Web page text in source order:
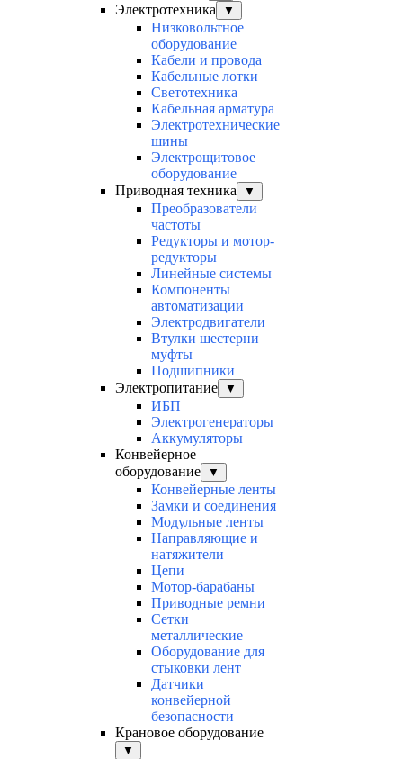
Электротехника ▼
Низковольтное
оборудование
Кабели и провода
Кабельные лотки
Светотехника
Кабельная арматура
Электротехнические
шины
Электрощитовое
оборудование
Приводная техника
▼
Преобразователи
частоты
Редукторы и мотор-
редукторы
Линейные системы
Компоненты
автоматизации
Электродвигатели
Втулки шестерни
муфты
Подшипники
Электропитание
▼
ИБП
Электрогенераторы
Аккумуляторы
Конвейерное
оборудование
▼
Конвейерные ленты
Замки и соединения
Модульные ленты
Направляющие и
натяжители
Цепи
Мотор-барабаны
Приводные ремни
Сетки
металлические
Оборудование для
стыковки лент
Датчики
конвейерной
безопасности
Крановое оборудование
▼